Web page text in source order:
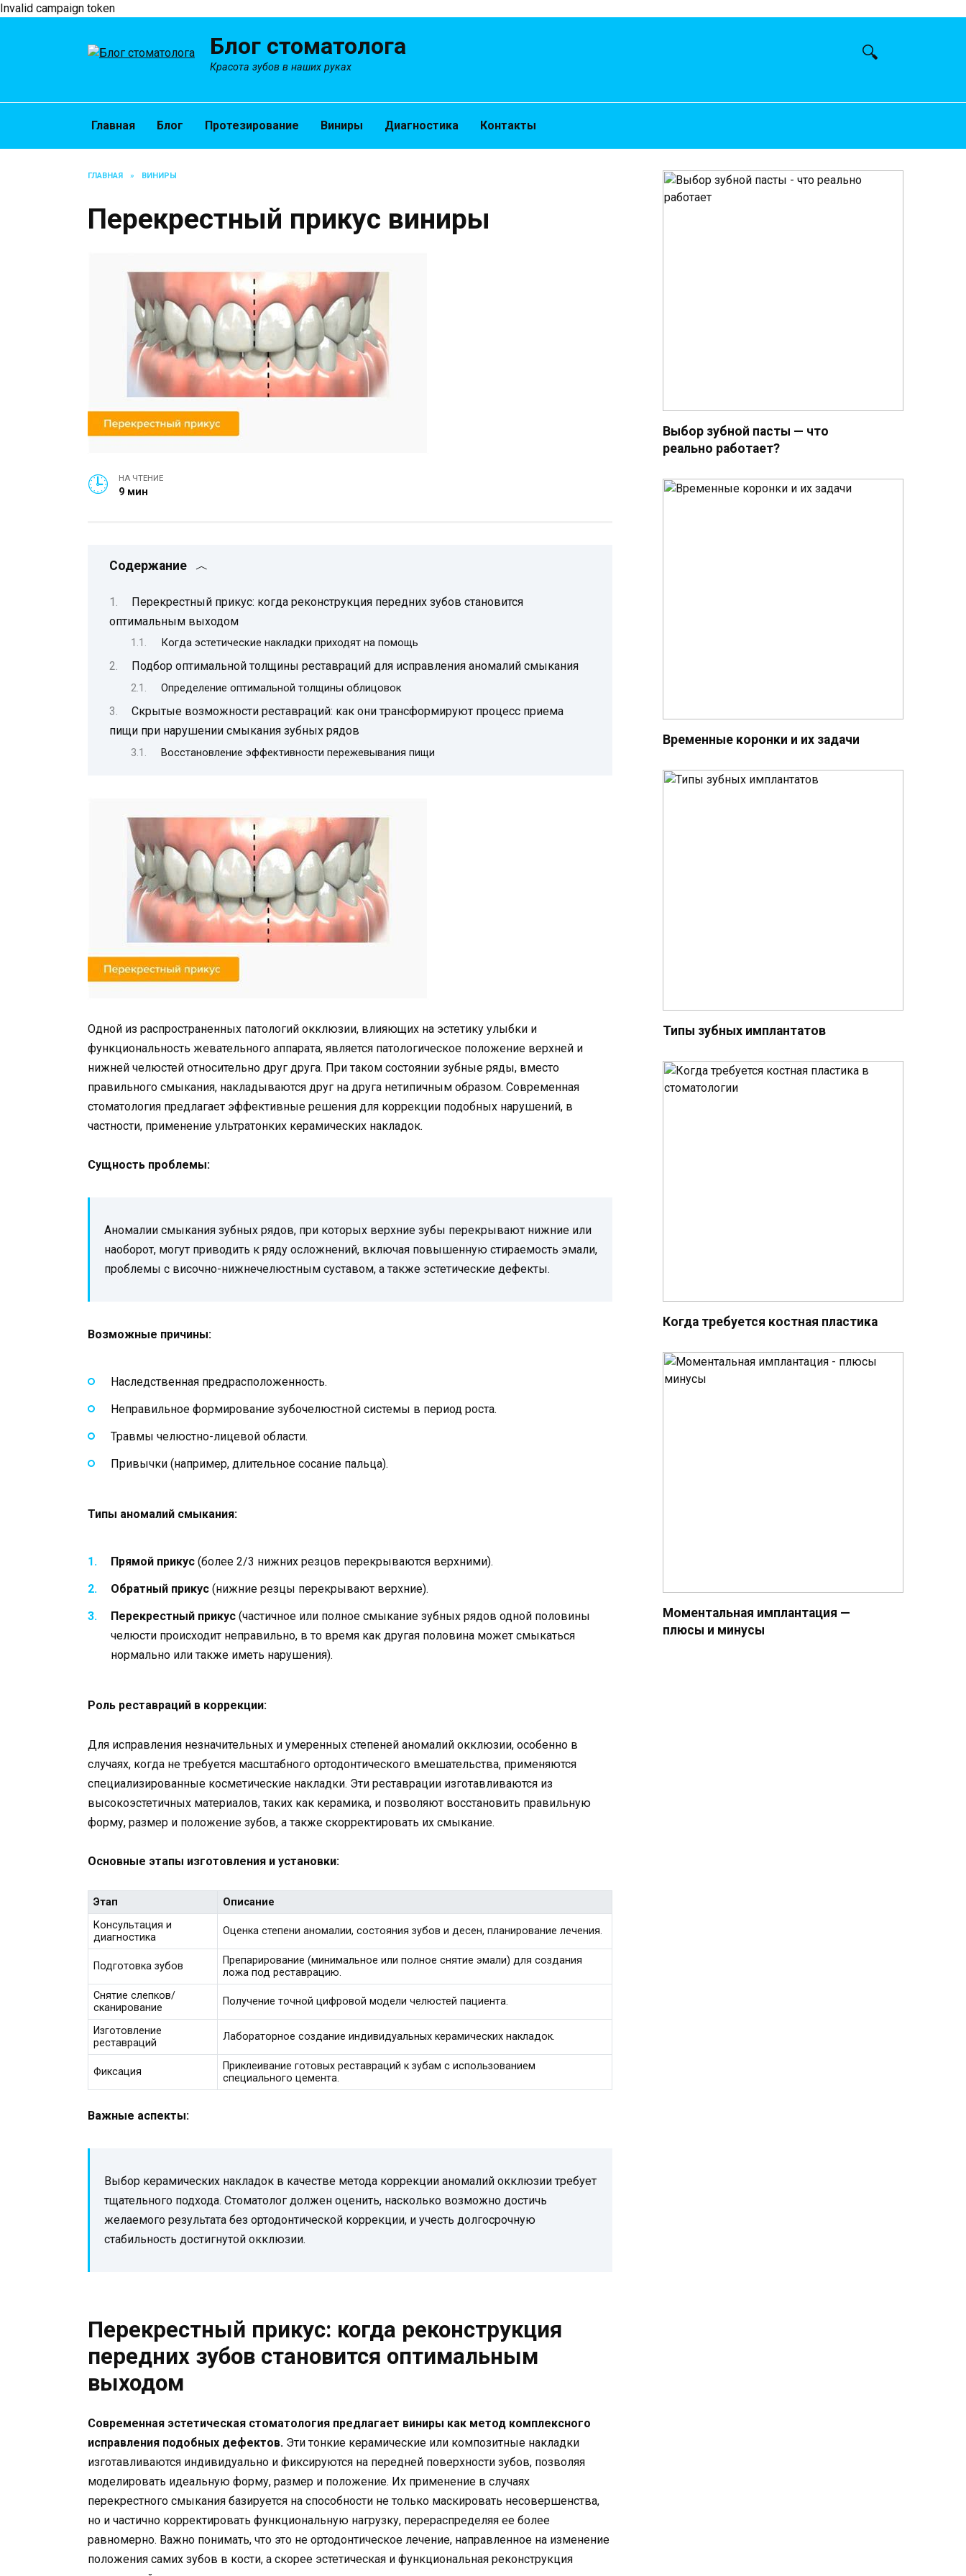
Invalid campaign token
Блог стоматолога
Красота зубов в наших руках
Главная Блог Протезирование Виниры Диагностика Контакты
ГЛАВНАЯ » ВИНИРЫ
Перекрестный прикус виниры
НА ЧТЕНИЕ
9 мин
Содержание
Перекрестный прикус: когда реконструкция передних зубов становится
оптимальным выходом
Когда эстетические накладки приходят на помощь
Подбор оптимальной толщины реставраций для исправления аномалий смыкания
Определение оптимальной толщины облицовок
Скрытые возможности реставраций: как они трансформируют процесс приема
пищи при нарушении смыкания зубных рядов
Восстановление эффективности пережевывания пищи
Одной из распространенных патологий окклюзии, влияющих на эстетику улыбки и
функциональность жевательного аппарата, является патологическое положение верхней и
нижней челюстей относительно друг друга. При таком состоянии зубные ряды, вместо
правильного смыкания, накладываются друг на друга нетипичным образом. Современная
стоматология предлагает эффективные решения для коррекции подобных нарушений, в
частности, применение ультратонких керамических накладок.
Сущность проблемы:
Аномалии смыкания зубных рядов, при которых верхние зубы перекрывают нижние или
наоборот, могут приводить к ряду осложнений, включая повышенную стираемость эмали,
проблемы с височно-нижнечелюстным суставом, а также эстетические дефекты.
Возможные причины:
Наследственная предрасположенность.
Неправильное формирование зубочелюстной системы в период роста.
Травмы челюстно-лицевой области.
Привычки (например, длительное сосание пальца).
Типы аномалий смыкания:
Прямой прикус (более 2/3 нижних резцов перекрываются верхними).
Обратный прикус (нижние резцы перекрывают верхние).
Перекрестный прикус (частичное или полное смыкание зубных рядов одной половины
челюсти происходит неправильно, в то время как другая половина может смыкаться
нормально или также иметь нарушения).
Роль реставраций в коррекции:
Для исправления незначительных и умеренных степеней аномалий окклюзии, особенно в
случаях, когда не требуется масштабного ортодонтического вмешательства, применяются
специализированные косметические накладки. Эти реставрации изготавливаются из
высокоэстетичных материалов, таких как керамика, и позволяют восстановить правильную
форму, размер и положение зубов, а также скорректировать их смыкание.
Основные этапы изготовления и установки:
Этап
Описание
Консультация и
диагностика
Оценка степени аномалии, состояния зубов и десен, планирование лечения.
Подготовка зубов
Препарирование (минимальное или полное снятие эмали) для создания
ложа под реставрацию.
Снятие слепков/
сканирование
Получение точной цифровой модели челюстей пациента.
Изготовление
реставраций
Лабораторное создание индивидуальных керамических накладок.
Фиксация
Приклеивание готовых реставраций к зубам с использованием
специального цемента.
Важные аспекты:
Выбор керамических накладок в качестве метода коррекции аномалий окклюзии требует
тщательного подхода. Стоматолог должен оценить, насколько возможно достичь
желаемого результата без ортодонтической коррекции, и учесть долгосрочную
стабильность достигнутой окклюзии.
Перекрестный прикус: когда реконструкция
передних зубов становится оптимальным
выходом
Современная эстетическая стоматология предлагает виниры как метод комплексного
исправления подобных дефектов. Эти тонкие керамические или композитные накладки
изготавливаются индивидуально и фиксируются на передней поверхности зубов, позволяя
моделировать идеальную форму, размер и положение. Их применение в случаях
перекрестного смыкания базируется на способности не только маскировать несовершенства,
но и частично корректировать функциональную нагрузку, перераспределяя ее более
равномерно. Важно понимать, что это не ортодонтическое лечение, направленное на изменение
положения самих зубов в кости, а скорее эстетическая и функциональная реконструкция
Выбор зубной пасты — что
реально работает?
Временные коронки и их задачи
Типы зубных имплантатов
Когда требуется костная пластика
Моментальная имплантация —
плюсы и минусы